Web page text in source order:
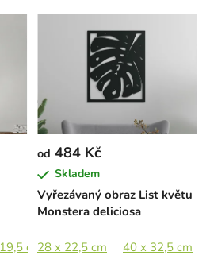
cm 65 x 28 cm 89 x 38,5 cm
Vyřezávaný obraz List květu
Monstera deliciosa
od 484 Kč
Skladem
28 x 22,5 cm 40 x 32,5 cm